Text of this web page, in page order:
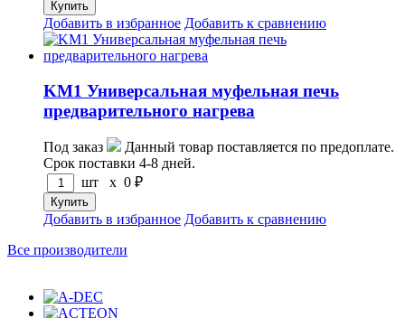
Добавить в избранное Добавить к сравнению
KM1 Универсальная муфельная печь
предварительного нагрева
Под заказ
Данный товар поставляется по предоплате.
Срок поставки 4-8 дней.
шт x 0 ₽
Добавить в избранное Добавить к сравнению
Все производители